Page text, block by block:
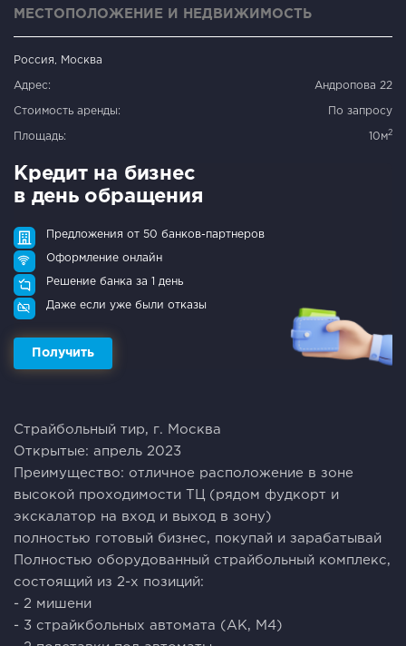
МЕСТОПОЛОЖЕНИЕ И НЕДВИЖИМОСТЬ
Россия, Москва
Адрес: Андропова 22
Стоимость аренды: По запросу
Площадь: 10м2
Кредит на бизнес
в день обращения
Предложения от 50 банков-партнеров
Оформление онлайн
Решение банка за 1 день
Даже если уже были отказы
Получить
Страйбольный тир, г. Москва
Открытые: апрель 2023
Преимущество: отличное расположение в зоне
высокой проходимости ТЦ (рядом фудкорт и
экскалатор на вход и выход в зону)
полностью готовый бизнес, покупай и зарабатывай
Полностью оборудованный страйбольный комплекс,
состоящий из 2-х позиций:
- 2 мишени
- 3 страйкбольных автомата (АК, М4)